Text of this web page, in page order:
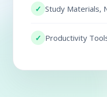
✓ Study Materials,
✓ Productivity